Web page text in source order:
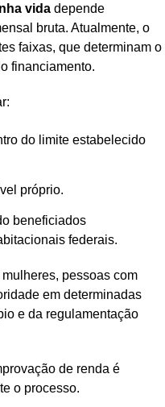
vida depende
bruta. Atualmente, o
faixas, que determinam o
financiamento.
do limite estabelecido
próprio.
beneficiados
federais.
pessoas com
em determinadas
e da regulamentação
de renda é
o processo.